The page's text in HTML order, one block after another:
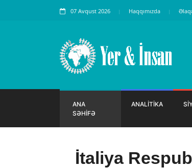
07 Avqust 2026 Haqqımızda
ANA
SƏHİFƏ
ANALİTİKA
İtaliya